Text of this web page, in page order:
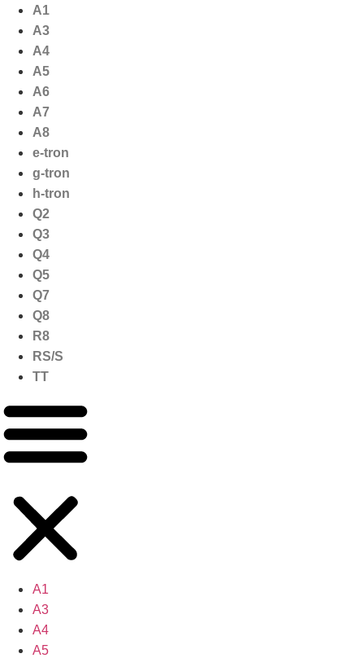
naar
inhoud
A1
A3
A4
A5
A6
A7
A8
e-tron
g-tron
h-tron
Q2
Q3
Q4
Q5
Q7
Q8
R8
RS/S
TT
A1
A3
A4
A5